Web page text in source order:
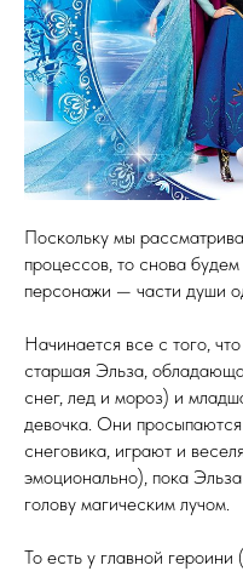
Поскольку мы
процессов, то снова
персонажи — части души
Начинается все с того,
старшая Эльза,
снег, лед и мороз) и
девочка. Они
снеговика, играют и
эмоционально), пока
голову магическим лучом.
То есть у главной героини